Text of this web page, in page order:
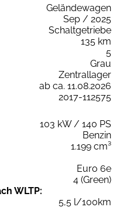
Geländewagen
Sep / 2025
Schaltgetriebe
135 km
5
Grau
Zentrallager
ab ca. 11.08.2026
2017-112575
103 kW / 140 PS
Benzin
1.199 cm³
Euro 6e
4 (Green)
WLTP:
5,5 l/100km